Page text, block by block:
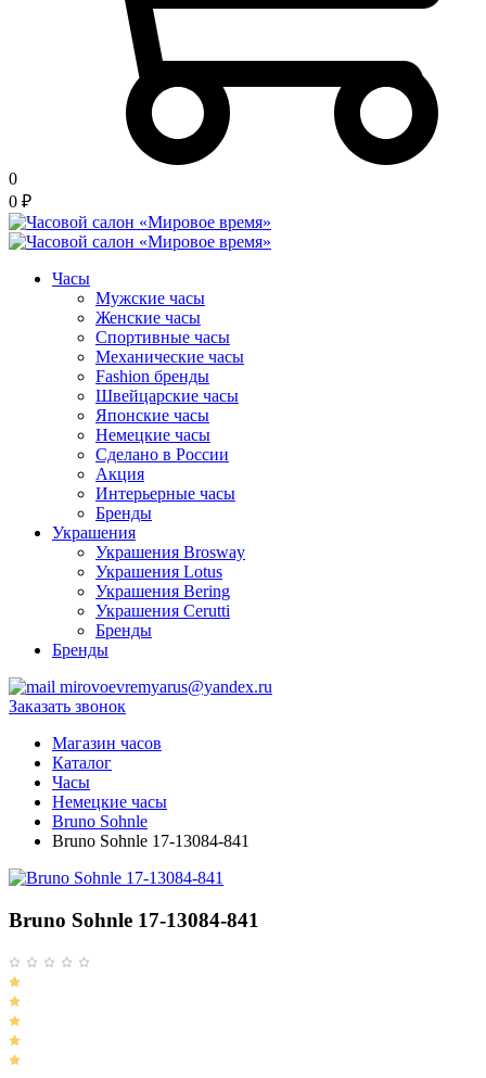
0
0 ₽
Часы
Мужские часы
Женские часы
Спортивные часы
Механические часы
Fashion бренды
Швейцарские часы
Японские часы
Немецкие часы
Сделано в России
Акция
Интерьерные часы
Бренды
Украшения
Украшения Brosway
Украшения Lotus
Украшения Bering
Украшения Cerutti
Бренды
Бренды
mirovoevremyarus@yandex.ru
Заказать звонок
Магазин часов
Каталог
Часы
Немецкие часы
Bruno Sohnle
Bruno Sohnle 17-13084-841
Bruno Sohnle 17-13084-841